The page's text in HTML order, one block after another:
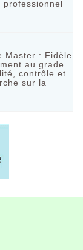
professionnel
Master : Fidèle
au grade
contrôle et
sur la